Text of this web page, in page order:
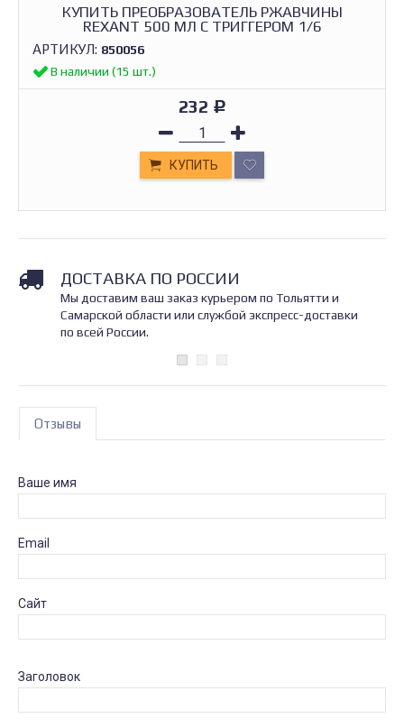
КУПИТЬ ПРЕОБРАЗОВАТЕЛЬ РЖАВЧИНЫ
REXANT 500 МЛ С ТРИГГЕРОМ 1/6
АРТИКУЛ: 850056
В наличии (15 шт.)
232 Р
КУПИТЬ
ДОСТАВКА ПО РОССИИ
Мы доставим ваш заказ курьером по Тольятти и
Самарской области или службой экспресс-доставки
по всей России.
Отзывы
Ваше имя
Email
Сайт
Заголовок